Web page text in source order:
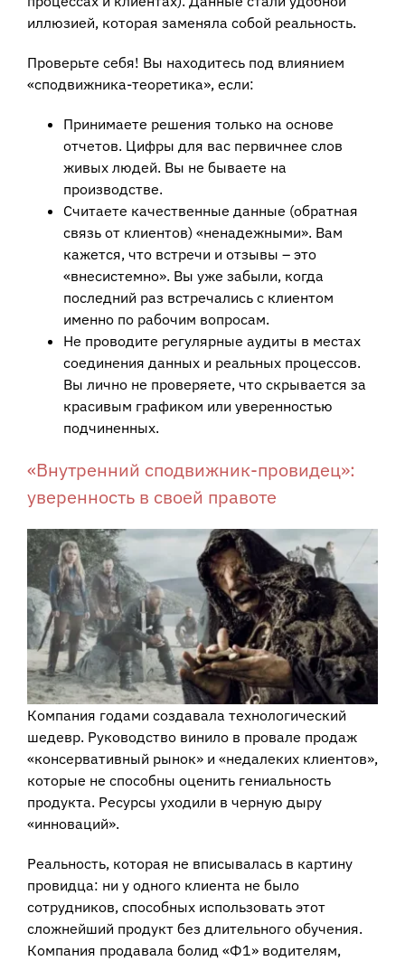
иллюзией, которая заменяла собой реальность.
Проверьте себя! Вы находитесь под влиянием
«сподвижника-теоретика», если:
Принимаете решения только на основе
отчетов. Цифры для вас первичнее слов
живых людей. Вы не бываете на
производстве.
Считаете качественные данные (обратная
связь от клиентов) «ненадежными». Вам
кажется, что встречи и отзывы – это
«внесистемно». Вы уже забыли, когда
последний раз встречались с клиентом
именно по рабочим вопросам.
Не проводите регулярные аудиты в местах
соединения данных и реальных процессов.
Вы лично не проверяете, что скрывается за
красивым графиком или уверенностью
подчиненных.
«Внутренний сподвижник-провидец»:
уверенность в своей правоте
Компания годами создавала технологический
шедевр. Руководство винило в провале продаж
«консервативный рынок» и «недалеких клиентов»,
которые не способны оценить гениальность
продукта. Ресурсы уходили в черную дыру
«инноваций».
Реальность, которая не вписывалась в картину
провидца: ни у одного клиента не было
сотрудников, способных использовать этот
сложнейший продукт без длительного обучения.
Компания продавала болид «Ф1» водителям,